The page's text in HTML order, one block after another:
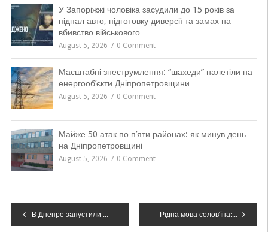
У Запоріжжі чоловіка засудили до 15 років за
підпал авто, підготовку диверсії та замах на
вбивство військового
August 5, 2026 0 Comment
Масштабні знеструмлення: “шахеди” налетіли на
енергооб’єкти Дніпропетровщини
August 5, 2026 0 Comment
Майже 50 атак по п’яти районах: як минув день
на Дніпропетровщині
August 5, 2026 0 Comment
Навігація
В Днепре запустили процесс строительства взлетно-посадочной полосы аэропорта Рідна мова солов’їна: где в Днепре бесплатно выучить украинский язык